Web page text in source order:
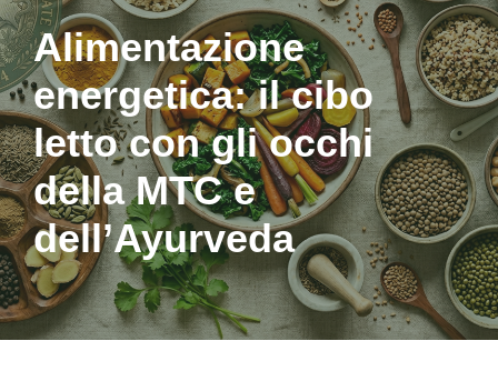
Alimentazione
energetica: il cibo
letto con gli occhi
della MTC e
dell’Ayurveda